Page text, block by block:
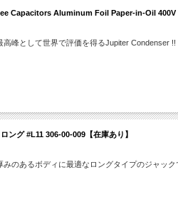
Capacitors Aluminum Foil Paper-in-Oil 400V
峰として世界で評価を得るJupiter Condenser !!
ング #L11 306-00-009【在庫あり】
のあるボディに最適なロングタイプのジャック